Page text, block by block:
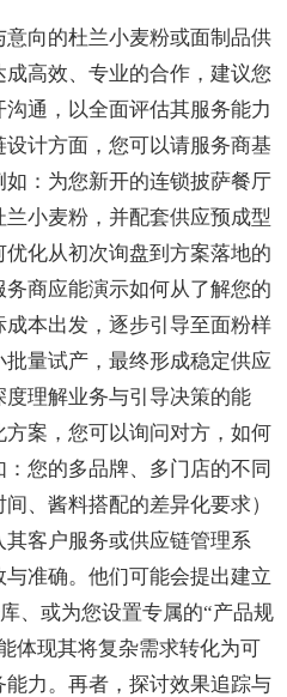
向的杜兰小麦粉或面制品供
高效、专业的合作，建议您
通，以全面评估其服务能力
计方面，您可以请服务商基
：为您新开的连锁披萨餐厅
小麦粉，并配套供应预成型
化从初次询盘到方案落地的
商应能演示如何从了解您的
本出发，逐步引导至面粉样
量试产，最终形成稳定供应
理解业务与引导决策的能
案，您可以询问对方，如何
您的多品牌、多门店的不同
、酱料搭配的差异化要求）
客户服务或供应链管理系
准确。他们可能会提出建立
、或为您设置专属的“产品规
体现其将复杂需求转化为可
力。再者，探讨效果追踪与